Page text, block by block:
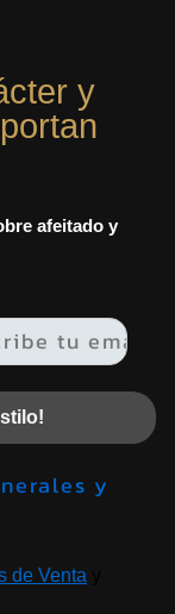
y
afeitado y
de Venta